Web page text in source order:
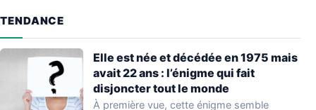
TENDANCE
Elle est née et décédée en 1975 mais
avait 22 ans : l’énigme qui fait
disjoncter tout le monde
À première vue, cette énigme semble